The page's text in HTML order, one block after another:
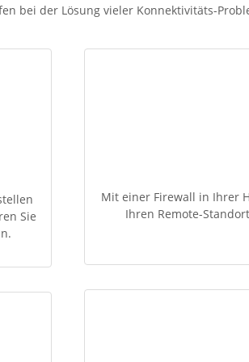
bei der Lösung vieler Konnektivitäts-
Sie
Mit einer Firewall in Ihrer
Ihren Remote-